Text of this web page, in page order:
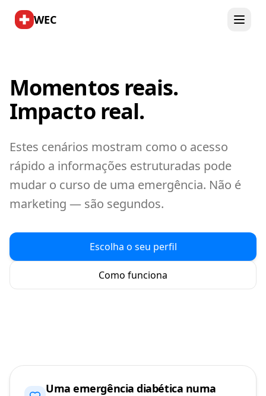
WEC
Momentos reais.
Impacto real.
Estes cenários mostram como o acesso
rápido a informações estruturadas pode
mudar o curso de uma emergência. Não é
marketing — são segundos.
Escolha o seu perfil
Como funciona
Uma emergência diabética numa